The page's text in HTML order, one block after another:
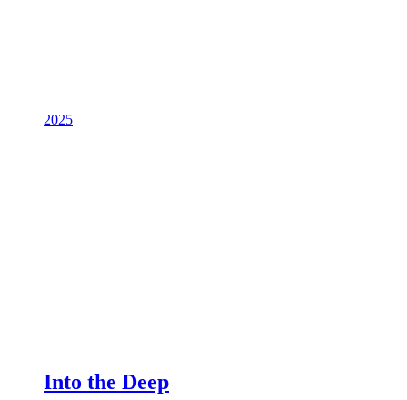
2025
Into the Deep